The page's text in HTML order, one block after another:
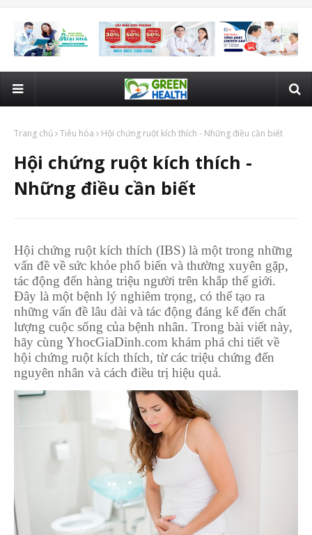
Trang chủ Tiêu hóa Hội chứng ruột kích thích - Những điều cần biết
Hội chứng ruột kích thích -
Những điều cần biết
Hội chứng ruột kích thích (IBS) là một trong những
vấn đề về sức khỏe phổ biến và thường xuyên gặp,
tác động đến hàng triệu người trên khắp thế giới.
Đây là một bệnh lý nghiêm trọng, có thể tạo ra
những vấn đề lâu dài và tác động đáng kể đến chất
lượng cuộc sống của bệnh nhân. Trong bài viết này,
hãy cùng YhocGiaDinh.com khám phá chi tiết về
hội chứng ruột kích thích, từ các triệu chứng đến
nguyên nhân và cách điều trị hiệu quả.